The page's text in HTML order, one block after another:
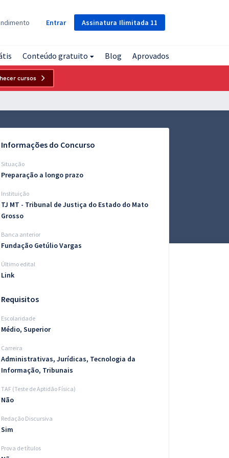
Assinatura Ilimitada 11
Entrar
Conteúdo gratuito Blog Aprovados
cursos
Informações do Concurso
Situação
Preparação a longo prazo
Instituição
TJ MT - Tribunal de Justiça do Estado do Mato
Grosso
Banca anterior
Fundação Getúlio Vargas
Último edital
Link
Requisitos
Escolaridade
Médio, Superior
Carreira
Administrativas, Jurídicas, Tecnologia da
Informação, Tribunais
TAF (Teste de Aptidão Física)
Não
Redação Discursiva
Sim
Prova de títulos